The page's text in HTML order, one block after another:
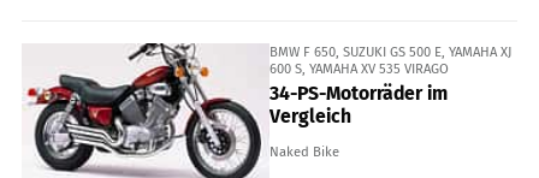
BMW F 650, SUZUKI GS 500 E, YAMAHA XJ
600 S, YAMAHA XV 535 VIRAGO
34-PS-Motorräder im
Vergleich
Naked Bike